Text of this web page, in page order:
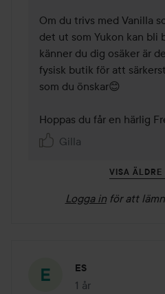
Om du trivs med Vanilla
det ut som Yukon kan bli
känner du dig osäker är
fysisk butik för att
som du önskar😊
Hoppas du får en härlig
Gilla
VISA
Logga in för att
ES
1 år
Inlägget skapades 1